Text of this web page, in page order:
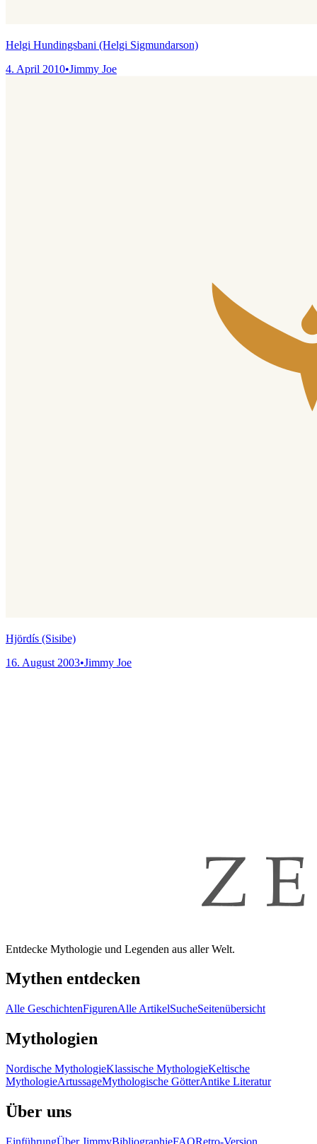
Helgi Hundingsbani (Helgi Sigmundarson)
4. April 2010•Jimmy Joe
Hjördís (Sisibe)
16. August 2003•Jimmy Joe
Entdecke Mythologie und Legenden aus aller Welt.
Mythen entdecken
Alle GeschichtenFigurenAlle ArtikelSucheSeitenübersicht
Mythologien
Nordische MythologieKlassische MythologieKeltische
MythologieArtussageMythologische GötterAntike Literatur
Über uns
EinführungÜber JimmyBibliographieFAQRetro-Version